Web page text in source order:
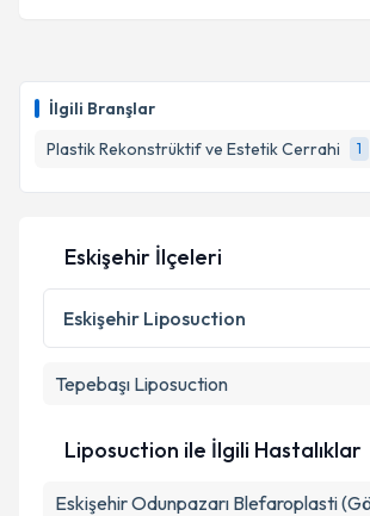
İlgili Branşlar
Plastik Rekonstrüktif ve Estetik Cerrahi
1
Eskişehir İlçeleri
Eskişehir Liposuction
Tepebaşı Liposuction
Liposuction ile İlgili Hastalıklar
Eskişehir Odunpazarı Blefaroplasti